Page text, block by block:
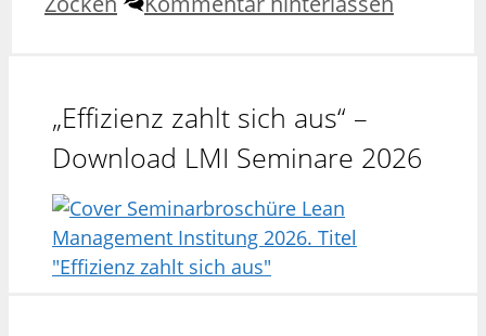
„Effizienz zahlt sich aus“ –
Download LMI Seminare 2026